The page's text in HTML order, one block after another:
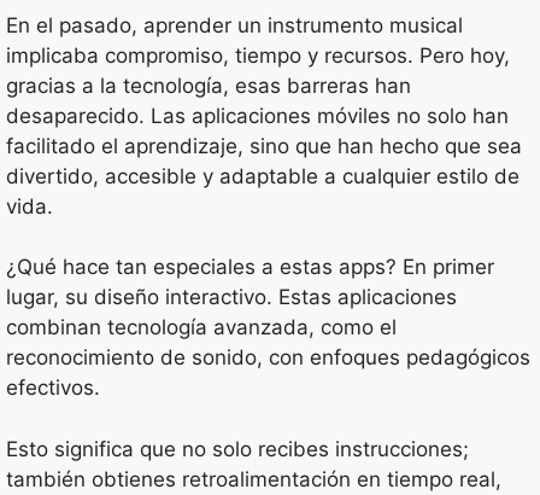
En el pasado, aprender un instrumento musical
implicaba compromiso, tiempo y recursos. Pero hoy,
gracias a la tecnología, esas barreras han
desaparecido. Las aplicaciones móviles no solo han
facilitado el aprendizaje, sino que han hecho que sea
divertido, accesible y adaptable a cualquier estilo de
vida.
¿Qué hace tan especiales a estas apps? En primer
lugar, su diseño interactivo. Estas aplicaciones
combinan tecnología avanzada, como el
reconocimiento de sonido, con enfoques pedagógicos
efectivos.
Esto significa que no solo recibes instrucciones;
también obtienes retroalimentación en tiempo real,